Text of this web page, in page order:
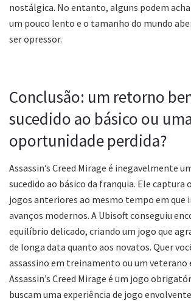
nostálgica. No entanto, alguns podem
um pouco lento e o tamanho do mundo
ser opressor.
Conclusão: um retorno
sucedido ao básico ou
oportunidade perdida?
Assassin’s Creed Mirage é inegavelmente
sucedido ao básico da franquia. Ele captura
jogos anteriores ao mesmo tempo em que
avanços modernos. A Ubisoft conseguiu
equilíbrio delicado, criando um jogo que
de longa data quanto aos novatos. Quer
assassino em treinamento ou um veterano
Assassin’s Creed Mirage é um jogo
buscam uma experiência de jogo